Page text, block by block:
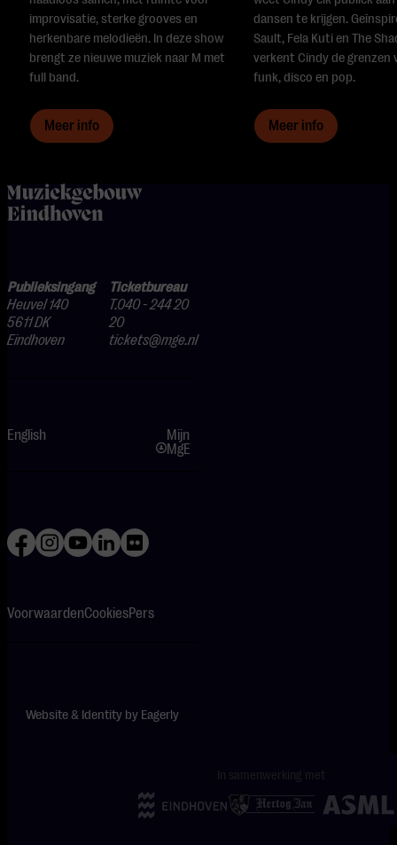
improvisatie, sterke grooves en
herkenbare melodieën. In deze show
brengt ze nieuwe muziek naar M met
full band.
Meer info
dansen te krijgen.
Sault, Fela Kuti en The
verkent Cindy de grenzen
funk, disco en pop.
Meer info
home
Publieksingang
Heuvel 140
5611 DK
Eindhoven
Ticketbureau
T.040 - 244 20
20
tickets@mge.nl
English
Mijn
MgE
VoorwaardenCookiesPers
Website & Identity by Eagerly
In samenwerking met